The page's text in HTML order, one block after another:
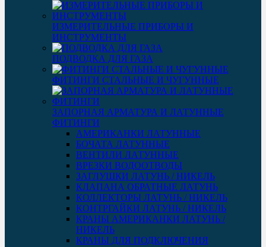
ИЗМЕРИТЕЛЬНЫЕ ПРИБОРЫ И
ИНСТРУМЕНТЫ
ПОДВОДКА ДЛЯ ГАЗА
ФИТИНГИ СТАЛЬНЫЕ И ЧУГУННЫЕ
ЗАПОРНАЯ АРМАТУРА И ЛАТУННЫЕ
ФИТИНГИ
АМЕРИКАНКИ ЛАТУННЫЕ
БОЧАТА ЛАТУННЫЕ
ВЕНТИЛИ ЛАТУННЫЕ
ВРЕЗКИ ВОДООТВОДЫ
ЗАГЛУШКИ ЛАТУНЬ / НИКЕЛЬ
КЛАПАНА ОБРАТНЫЕ ЛАТУНЬ
КОЛЛЕКТОРЫ ЛАТУНЬ / НИКЕЛЬ
КОНТРГАЙКИ ЛАТУНЬ / НИКЕЛЬ
КРАНЫ АМЕРИКАНКИ ЛАТУНЬ /
НИКЕЛЬ
КРАНЫ ДЛЯ ПОДКЛЮЧЕНИЯ